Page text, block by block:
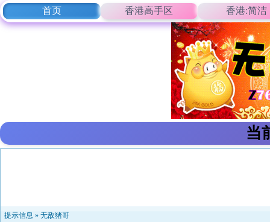
首页 香港高手区 香港:简洁
当
提示信息 » 无敌猪哥